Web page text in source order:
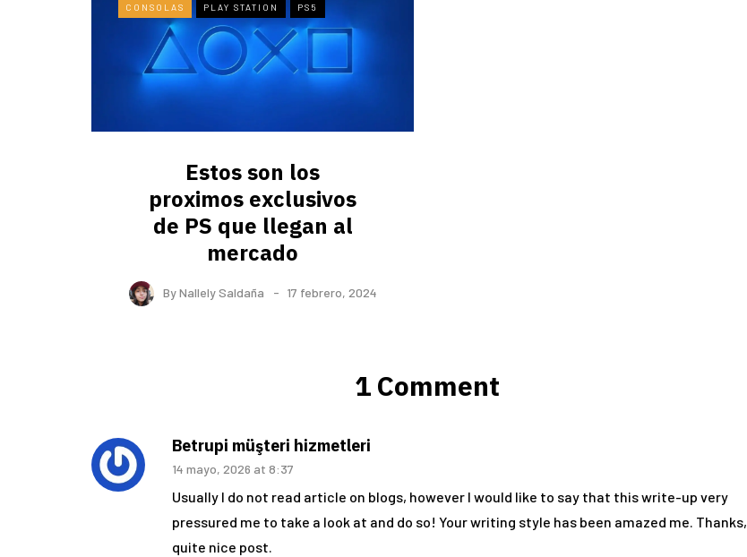
CONSOLAS PLAY STATION PS5
Estos son los
proximos exclusivos
de PS que llegan al
mercado
ByNallely Saldaña 17 febrero, 2024
1 Comment
Betrupi müşteri hizmetleri
14 mayo, 2026 at 8:37
Usually I do not read article on blogs, however I would like to say that this write-up very
pressured me to take a look at and do so! Your writing style has been amazed me. Thanks,
quite nice post.